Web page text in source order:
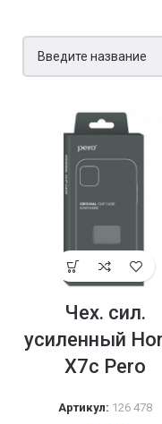
Чех. сил.
усиленный
X7c Pero
Артикул: 126 478